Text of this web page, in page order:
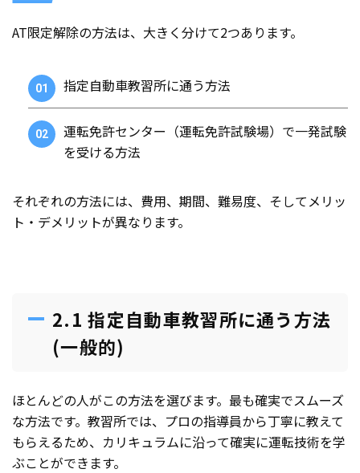
AT限定解除の方法は、大きく分けて2つあります。
指定自動車教習所に通う方法
運転免許センター（運転免許試験場）で一発試験
を受ける方法
それぞれの方法には、費用、期間、難易度、そしてメリッ
ト・デメリットが異なります。
2.1 指定自動車教習所に通う方法
(一般的)
ほとんどの人がこの方法を選びます。最も確実でスムーズ
な方法です。教習所では、プロの指導員から丁寧に教えて
もらえるため、カリキュラムに沿って確実に運転技術を学
ぶことができます。